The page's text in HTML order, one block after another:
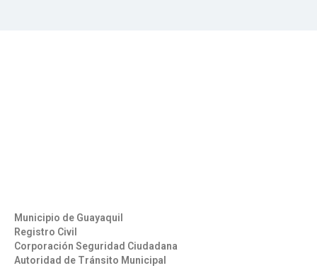
Municipio de Guayaquil
Registro Civil
Corporación Seguridad Ciudadana
Autoridad de Tránsito Municipal